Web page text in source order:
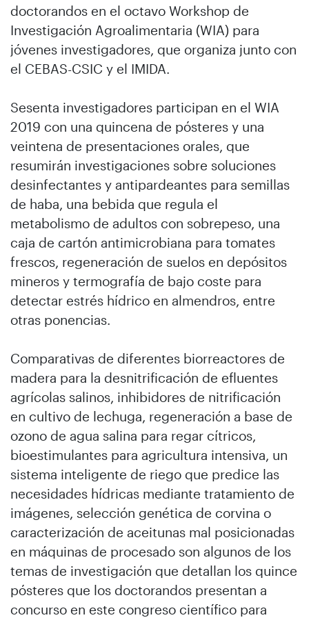
doctorandos en el octavo Workshop de
Investigación Agroalimentaria (WIA) para
jóvenes investigadores, que organiza junto con
el CEBAS-CSIC y el IMIDA.
Sesenta investigadores participan en el WIA
2019 con una quincena de pósteres y una
veintena de presentaciones orales, que
resumirán investigaciones sobre soluciones
desinfectantes y antipardeantes para semillas
de haba, una bebida que regula el
metabolismo de adultos con sobrepeso, una
caja de cartón antimicrobiana para tomates
frescos, regeneración de suelos en depósitos
mineros y termografía de bajo coste para
detectar estrés hídrico en almendros, entre
otras ponencias.
Comparativas de diferentes biorreactores de
madera para la desnitrificación de efluentes
agrícolas salinos, inhibidores de nitrificación
en cultivo de lechuga, regeneración a base de
ozono de agua salina para regar cítricos,
bioestimulantes para agricultura intensiva, un
sistema inteligente de riego que predice las
necesidades hídricas mediante tratamiento de
imágenes, selección genética de corvina o
caracterización de aceitunas mal posicionadas
en máquinas de procesado son algunos de los
temas de investigación que detallan los quince
pósteres que los doctorandos presentan a
concurso en este congreso científico para